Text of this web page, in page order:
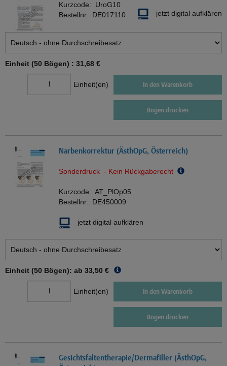
Kurzcode: UroG10
Bestellnr.: DE017110 jetzt digital aufklären
Einheit (50 Bögen) : 31,68 €
Einheit(en) In den Warenkorb
Bogen drucken
Narbenkorrektur (ÄsthOpG, Österreich)
Sonderdruck - Kein Rückgaberecht
Kurzcode: AT_PlOp05
Bestellnr.: DE450009
jetzt digital aufklären
Einheit (50 Bögen): ab 33,50 €
Einheit(en) In den Warenkorb
Bogen drucken
Gesichtsfaltentherapie/Dermafiller (ÄsthOpG,